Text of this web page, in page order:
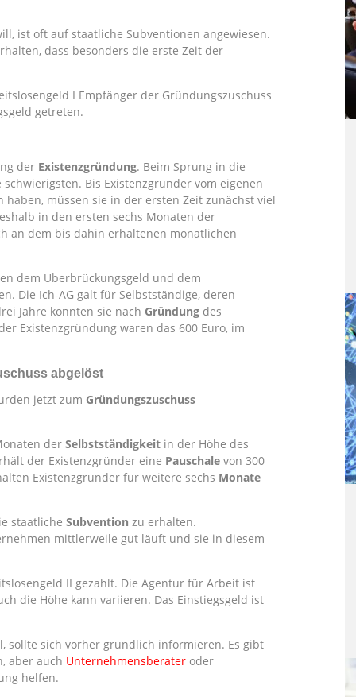
ist oft auf staatliche Subventionen angewiesen.
dass besonders die erste Zeit der
I Empfänger der Gründungszuschuss
getreten.
der Existenzgründung. Beim Sprung in die
Bis Existenzgründer vom eigenen
müssen sie in der ersten Zeit zunächst viel
in den ersten sechs Monaten der
an dem bis dahin erhaltenen monatlichen
dem Überbrückungsgeld und dem
Die Ich-AG galt für Selbstständige, deren
Jahre konnten sie nach Gründung des
Existenzgründung waren das 600 Euro, im
abgelöst
jetzt zum Gründungszuschuss
der Selbstständigkeit in der Höhe des
der Existenzgründer eine Pauschale von 300
Existenzgründer für weitere sechs Monate
staatliche Subvention zu erhalten.
mittlerweile gut läuft und sie in diesem
II gezahlt. Die Agentur für Arbeit ist
die Höhe kann variieren. Das Einstiegsgeld ist
sollte sich vorher gründlich informieren. Es gibt
aber auch Unternehmensberater oder
helfen.